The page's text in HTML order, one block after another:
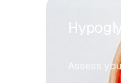
Assess